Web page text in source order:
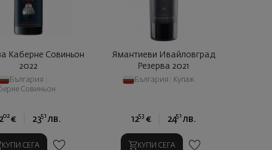
Каберне Совиньон
2022
България
Совиньон
02 € 2351 лв.
КУПИ СЕГА
Ямантиеви Ивайловград
Резерва 2021
България Купаж
1253 € 2451 лв.
КУПИ СЕГА